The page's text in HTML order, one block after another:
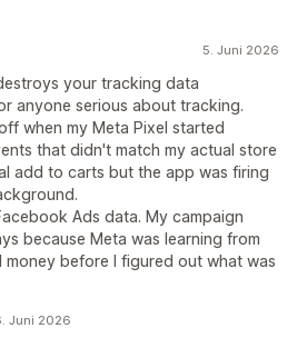
5. Juni 2026
your tracking data
anyone serious about tracking.
when my Meta Pixel started
that didn't match my actual store
add to carts but the app was firing
Ads data. My campaign
because Meta was learning from
money before I figured out what was
Juni 2026